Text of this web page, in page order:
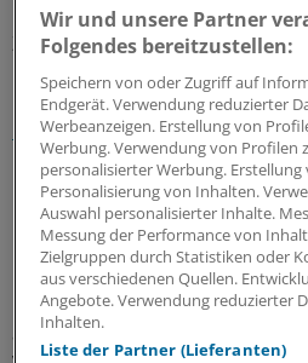
Zahnarzt Dr. Wieland
Fraktion in der Bürgerschaft,
und die Reaktion von
Prüfer-Storcks(SPD) für "fast
Mängel".
"Es liegt der Verdacht nahe,
Gesundheitssenatorin mit der
Berichts so lange gewartet hat,
Mängeln eine Verbesserung
auch eine Rolle gespielt haben,
Wir und unsere Partner
Folgendes bereitzustellen:
Speichern von oder Zugriff auf
Endgerät. Verwendung reduzierter
Werbeanzeigen. Erstellung von
Werbung. Verwendung von Profilen
personalisierter Werbung.
Personalisierung von Inhalten.
Auswahl personalisierter Inhalte.
Messung der Performance von
Zielgruppen durch Statistiken oder
aus verschiedenen Quellen.
Angebote. Verwendung reduzierter
Inhalten.
Liste der Partner (Lieferanten)